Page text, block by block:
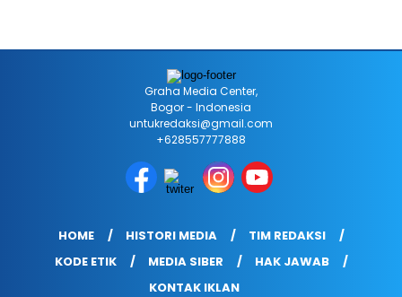
Graha Media Center,
Bogor - Indonesia
untukredaksi@gmail.com
+628557777888
HOME HISTORI MEDIA
TIM REDAKSI
KODE ETIK
MEDIA SIBER
HAK JAWAB
KONTAK IKLAN